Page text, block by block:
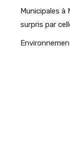
Municipales à
surpris par